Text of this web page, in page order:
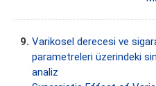
9. Varikosel derecesi ve
parametreleri üzerindeki
analiz